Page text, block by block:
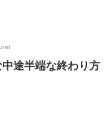
途半端な終わり方